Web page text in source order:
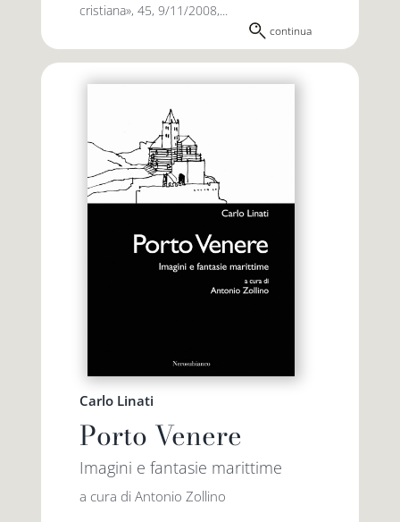
cristiana», 45, 9/11/2008,...
continua
Carlo Linati
Porto Venere
Imagini e fantasie marittime
a cura di Antonio Zollino